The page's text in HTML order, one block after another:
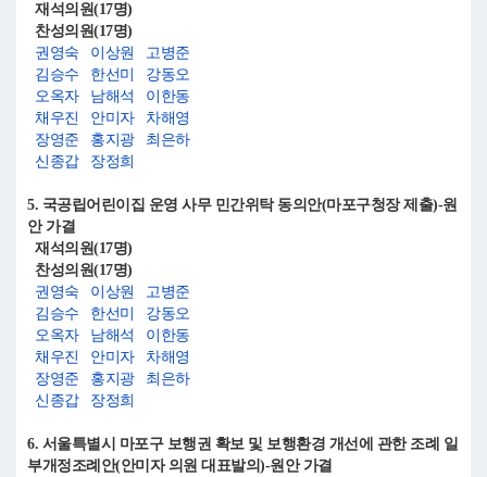
재석의원(17명)
찬성의원(17명)
권영숙
이상원
고병준
김승수
한선미
강동오
오옥자
남해석
이한동
채우진
안미자
차해영
장영준
홍지광
최은하
신종갑
장정희
5. 국공립어린이집 운영 사무 민간위탁 동의안(마포구청장 제출)-원
안 가결
재석의원(17명)
찬성의원(17명)
권영숙
이상원
고병준
김승수
한선미
강동오
오옥자
남해석
이한동
채우진
안미자
차해영
장영준
홍지광
최은하
신종갑
장정희
6. 서울특별시 마포구 보행권 확보 및 보행환경 개선에 관한 조례 일
부개정조례안(안미자 의원 대표발의)-원안 가결